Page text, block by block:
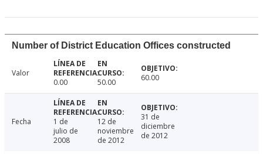
Number of District Education Offices constructed
Valor
0.00
50.00 60.00
Fecha
1 de
julio de
2008
12 de
noviembre
de 2012
31 de
diciembre
de 2012